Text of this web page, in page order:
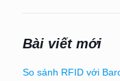
Bài viết mới
So sánh RFID với